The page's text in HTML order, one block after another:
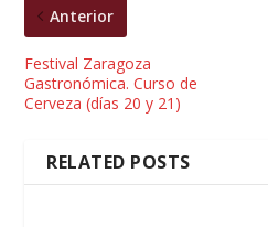
Anterior
Festival Zaragoza
Gastronómica. Curso de
Cerveza (días 20 y 21)
RELATED POSTS